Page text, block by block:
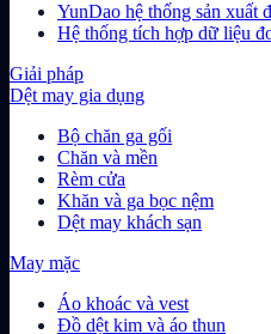
YunDao hệ thống sản xuất
Hệ thống tích hợp dữ liệu
Giải pháp
Dệt may gia dụng
Bộ chăn ga gối
Chăn và mền
Rèm cửa
Khăn và ga bọc nệm
Dệt may khách sạn
May mặc
Áo khoác và vest
Đồ dệt kim và áo thun